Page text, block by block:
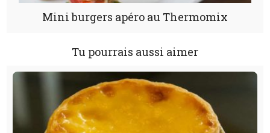
Mini burgers apéro au Thermomix
Tu pourrais aussi aimer